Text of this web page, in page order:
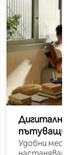
Дигитални
пътуващи
Удобни